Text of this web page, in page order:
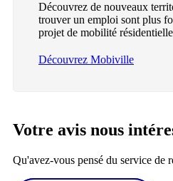
Découvrez de nouveaux
trouver un emploi sont plus
projet de mobilité résidentielle
Découvrez Mobiville
Votre avis nous
Qu'avez-vous pensé du service de